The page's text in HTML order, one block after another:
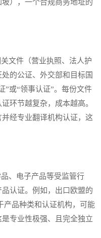
），一个合规商务地址的
文件（营业执照、法人护
的公证、外交部和目标国
”或“领事认证”。每份文件
环节越复杂，成本越高。
经专业翻译机构认证，这
、电子产品等受监管行
认证。例如，出口欧盟的
产品种类和认证机构，可能
专业性极强、且完全独立